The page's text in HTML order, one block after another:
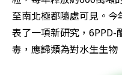
至南北極都隨處可見。
表了一項新研究，6PPD-
毒，應歸類為對水生生物